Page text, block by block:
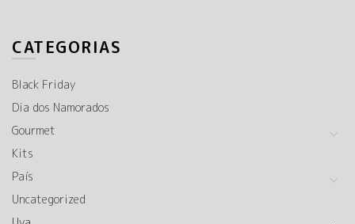
CATEGORIAS
Black Friday
Dia dos Namorados
Gourmet
Kits
País
Uncategorized